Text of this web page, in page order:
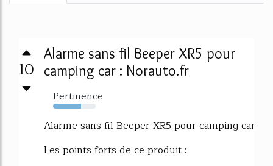
10
Alarme sans fil Beeper XR5 pour
camping car : Norauto.fr
Pertinence
65%
Alarme sans fil Beeper XR5 pour camping car
Les points forts de ce produit :